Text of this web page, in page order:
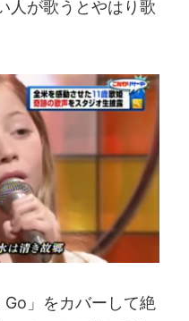
人が歌うとやはり歌
」をカバーして絶